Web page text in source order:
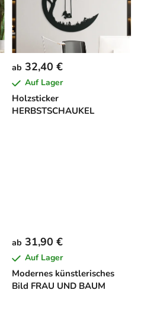
Holzsticker
HERBSTSCHAUKEL
ab 32,40 €
Auf Lager
Modernes künstlerisches
Bild FRAU UND BAUM
ab 31,90 €
Auf Lager